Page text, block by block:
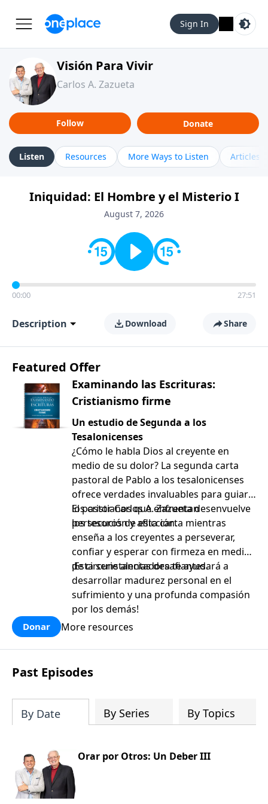
Sign In
Visión Para Vivir
Carlos A. Zazueta
Follow Donate
Listen Resources More Ways to Listen Articles
Iniquidad: El Hombre y el Misterio I
August 7, 2026
00:00 27:51
Description Download Share
Featured Offer
Examinando las Escrituras:
Cristianismo firme
Un estudio de Segunda a los
Tesalonicenses
¿Cómo le habla Dios al creyente en
medio de su dolor? La segunda carta
pastoral de Pablo a los tesalonicenses
ofrece verdades invaluables para guiar a
los cristianos que enfrentan
persecución y aflicción.
El pastor Carlos A. Zazueta desenvuelve
los tesoros de esta carta mientras
enseña a los creyentes a perseverar,
confiar y esperar con firmeza en medio
de circunstancias desafiantes.
¡Esta serie alentadora te ayudará a
desarrollar madurez personal en el
sufrimiento y una profunda compasión
por los demás!
Donar More resources
Past Episodes
By Date By Series By Topics
Orar por Otros: Un Deber III